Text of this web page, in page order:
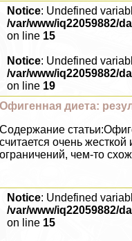
Notice: Undefined
/var/www/iq22059882/
on line 15
Notice: Undefined
/var/www/iq22059882/
on line 19
Офигенная диета:
Содержание
считается очень жесткой
ограничений, чем-то
Notice: Undefined
/var/www/iq22059882/
on line 15